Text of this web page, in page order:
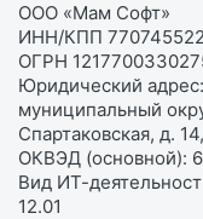
ООО «Мам Софт»
ИНН/КПП
ОГРН
Юридический
муниципальный
Спартаковская, д.
ОКВЭД (основной):
Вид ИТ-
12.01